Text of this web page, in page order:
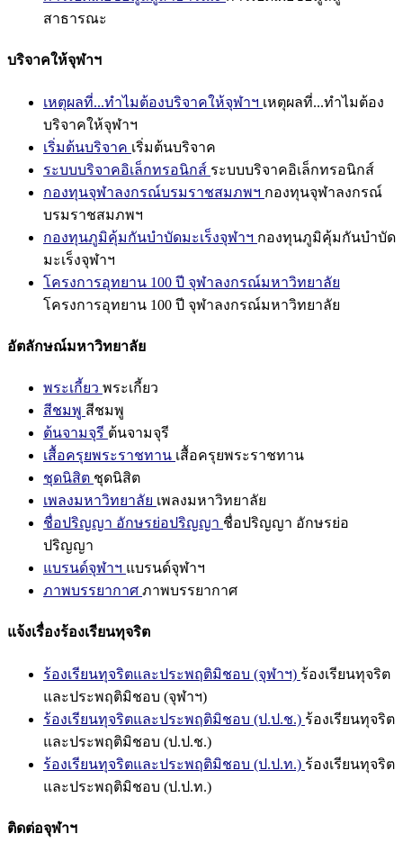
สาธารณะ
บริจาคให้จุฬาฯ
เหตุผลที่...ทำไมต้องบริจาคให้จุฬาฯ เหตุผลที่...ทำไมต้อง
บริจาคให้จุฬาฯ
เริ่มต้นบริจาค เริ่มต้นบริจาค
ระบบบริจาคอิเล็กทรอนิกส์ ระบบบริจาคอิเล็กทรอนิกส์
กองทุนจุฬาลงกรณ์บรมราชสมภพฯ กองทุนจุฬาลงกรณ์
บรมราชสมภพฯ
กองทุนภูมิคุ้มกันบำบัดมะเร็งจุฬาฯ กองทุนภูมิคุ้มกันบำบัด
มะเร็งจุฬาฯ
โครงการอุทยาน 100 ปี จุฬาลงกรณ์มหาวิทยาลัย
โครงการอุทยาน 100 ปี จุฬาลงกรณ์มหาวิทยาลัย
อัตลักษณ์มหาวิทยาลัย
พระเกี้ยว พระเกี้ยว
สีชมพู สีชมพู
ต้นจามจุรี ต้นจามจุรี
เสื้อครุยพระราชทาน เสื้อครุยพระราชทาน
ชุดนิสิต ชุดนิสิต
เพลงมหาวิทยาลัย เพลงมหาวิทยาลัย
ชื่อปริญญา อักษรย่อปริญญา ชื่อปริญญา อักษรย่อ
ปริญญา
แบรนด์จุฬาฯ แบรนด์จุฬาฯ
ภาพบรรยากาศ ภาพบรรยากาศ
แจ้งเรื่องร้องเรียนทุจริต
ร้องเรียนทุจริตและประพฤติมิชอบ (จุฬาฯ) ร้องเรียนทุจริต
และประพฤติมิชอบ (จุฬาฯ)
ร้องเรียนทุจริตและประพฤติมิชอบ (ป.ป.ช.) ร้องเรียนทุจริต
และประพฤติมิชอบ (ป.ป.ช.)
ร้องเรียนทุจริตและประพฤติมิชอบ (ป.ป.ท.) ร้องเรียนทุจริต
และประพฤติมิชอบ (ป.ป.ท.)
ติดต่อจุฬาฯ